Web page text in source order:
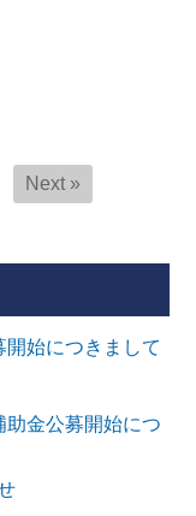
Next »
始につきまして
金公募開始につ